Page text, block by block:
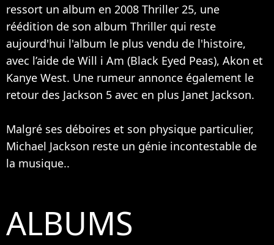
ressort un album en 2008 Thriller 25, une
réédition de son album Thriller qui reste
aujourd'hui l'album le plus vendu de l'histoire,
avec l’aide de Will i Am (Black Eyed Peas), Akon et
Kanye West. Une rumeur annonce également le
retour des Jackson 5 avec en plus Janet Jackson.
Malgré ses déboires et son physique particulier,
Michael Jackson reste un génie incontestable de
la musique..
ALBUMS